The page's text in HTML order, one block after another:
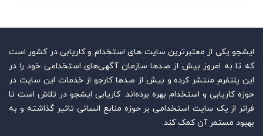
ایشجو یکی از معتبرترین سایت‌ های استخدام و کاریابی در کشور است
که تا به امروز بیش از صدها سازمان آگهی‌های استخدامی خود را در
این پلتفرم منتشر کرده و بیش از صدها کارجو از خدمات این سایت در
حوزه کاریابی و استخدام بهره برده‌اند. کاریابی ایشجو در تلاش است تا
فراتر از یک سایت استخدامی بر حوزه منابع انسانی تاثیر گذاشته و به
بهبود مستمر آن کمک کند.